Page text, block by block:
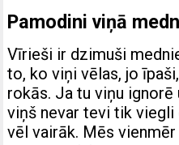
Pamodini viņā
Vīrieši ir dzimuši
to, ko viņi vēlas, jo
rokās. Ja tu viņu ignorē
viņš nevar tevi tik
vēl vairāk. Mēs